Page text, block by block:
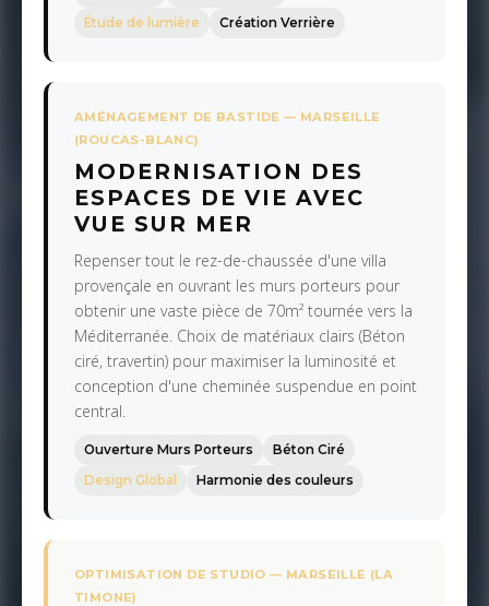
Étude de lumière
Création Verrière
AMÉNAGEMENT DE BASTIDE — MARSEILLE
(ROUCAS-BLANC)
MODERNISATION DES
ESPACES DE VIE AVEC
VUE SUR MER
Repenser tout le rez-de-chaussée d'une villa
provençale en ouvrant les murs porteurs pour
obtenir une vaste pièce de 70m² tournée vers la
Méditerranée. Choix de matériaux clairs (Béton
ciré, travertin) pour maximiser la luminosité et
conception d'une cheminée suspendue en point
central.
Ouverture Murs Porteurs
Béton Ciré
Design Global
Harmonie des couleurs
OPTIMISATION DE STUDIO — MARSEILLE (LA
TIMONE)